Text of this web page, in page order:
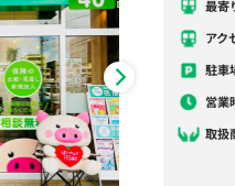
最寄
アク
駐車
営業
取扱